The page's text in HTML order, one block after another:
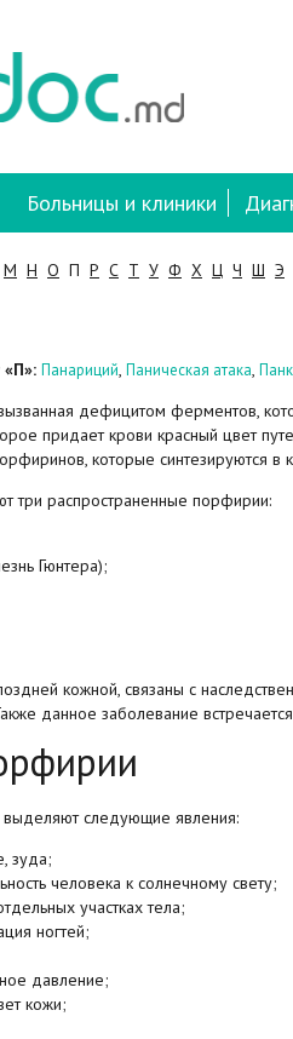
Больницы и клиники
М Н О П Р С Т У Ф Х Ц Ч Ш Э
Панариций, Паническая атака,
дефицитом ферментов,
придает крови красный цвет
которые синтезируются в
три распространенные порфирии:
Гюнтера);
кожной, связаны с
данное заболевание
следующие явления:
зуда;
человека к солнечному свету;
участках тела;
ногтей;
давление;
кожи;